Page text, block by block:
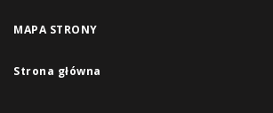
MAPA STRONY
Strona główna